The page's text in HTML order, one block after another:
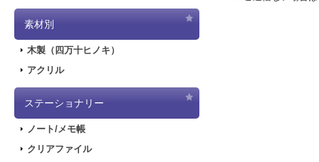
素材別
木製（四万十ヒノキ）
アクリル
ステーショナリー
ノート/メモ帳
クリアファイル